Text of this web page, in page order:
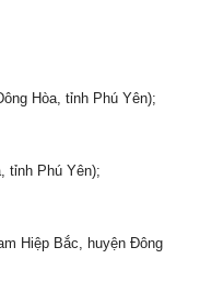
Hòa, tỉnh Phú Yên);
tỉnh Phú Yên);
Hiệp Bắc, huyện Đông